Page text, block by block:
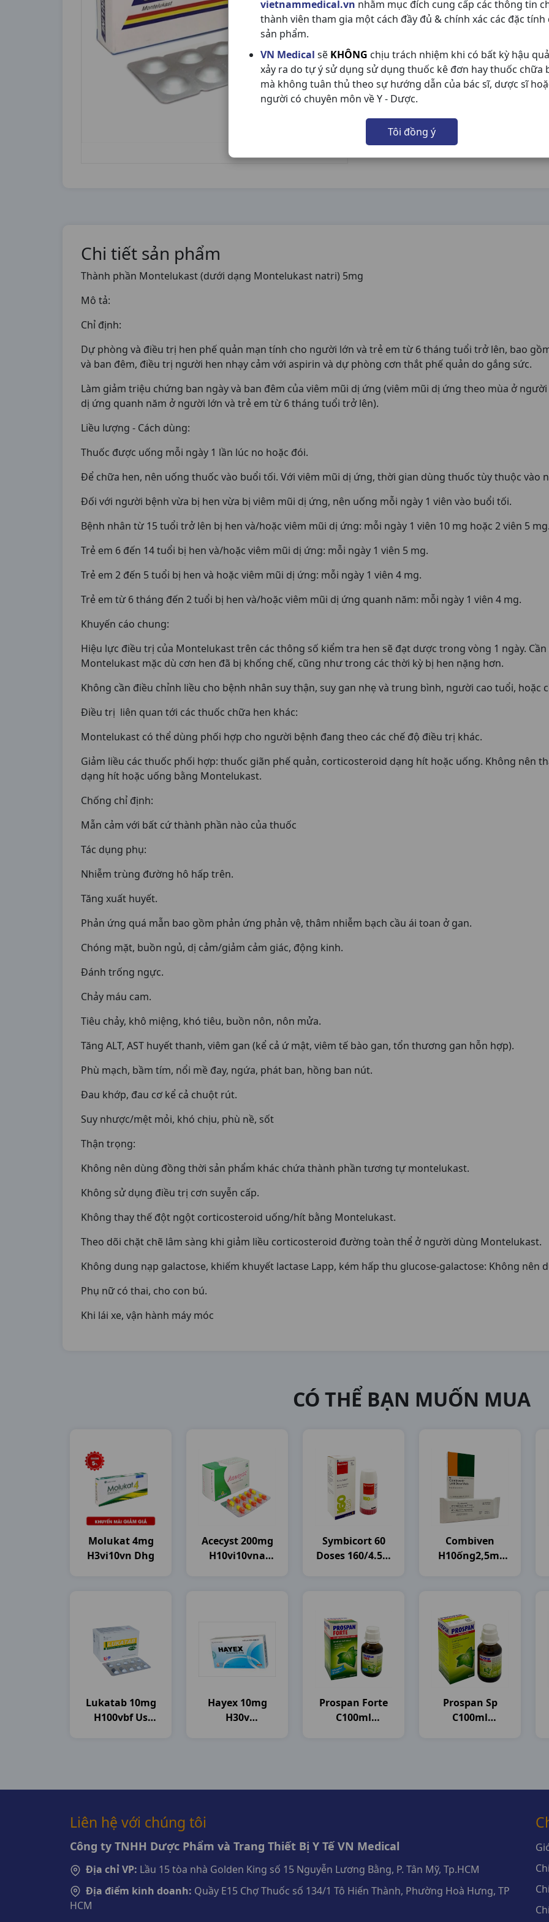
vietnammedical.vn nhằm mục đích cung cấp các thông tin
thành viên tham gia một cách đầy đủ & chính xác các đặc tính
sản phẩm.
VN Medical sẽ KHÔNG chịu trách nhiệm khi có bất kỳ hậu
xảy ra do tự ý sử dụng sử dụng thuốc kê đơn hay thuốc chữa
mà không tuân thủ theo sự hướng dẫn của bác sĩ, dược sĩ
người có chuyên môn về Y - Dược.
Tôi đồng ý
Chi tiết sản phẩm
Thành phần Montelukast (dưới dạng Montelukast natri) 5mg
Mô tả:
Chỉ định:
Dự phòng và điều trị hen phế quản mạn tính cho người lớn và trẻ em từ 6 tháng tuổi trở lên, bao
và ban đêm, điều trị người hen nhạy cảm với aspirin và dự phòng cơn thắt phế quản do gắng sức.
Làm giảm triệu chứng ban ngày và ban đêm của viêm mũi dị ứng (viêm mũi dị ứng theo mùa ở
dị ứng quanh năm ở người lớn và trẻ em từ 6 tháng tuổi trở lên).
Liều lượng - Cách dùng:
Thuốc được uống mỗi ngày 1 lần lúc no hoặc đói.
Để chữa hen, nên uống thuốc vào buổi tối. Với viêm mũi dị ứng, thời gian dùng thuốc tùy thuộc vào
Đối với người bệnh vừa bị hen vừa bị viêm mũi dị ứng, nên uống mỗi ngày 1 viên vào buổi tối.
Bệnh nhân từ 15 tuổi trở lên bị hen và/hoặc viêm mũi dị ứng: mỗi ngày 1 viên 10 mg hoặc 2 viên 5 mg.
Trẻ em 6 đến 14 tuổi bị hen và/hoặc viêm mũi dị ứng: mỗi ngày 1 viên 5 mg.
Trẻ em 2 đến 5 tuổi bị hen và hoặc viêm mũi dị ứng: mỗi ngày 1 viên 4 mg.
Trẻ em từ 6 tháng đến 2 tuổi bị hen và/hoặc viêm mũi dị ứng quanh năm: mỗi ngày 1 viên 4 mg.
Khuyến cáo chung:
Hiệu lực điều trị của Montelukast trên các thông số kiểm tra hen sẽ đạt dược trong vòng 1 ngày.
Montelukast mặc dù cơn hen đã bị khống chế, cũng như trong các thời kỳ bị hen nặng hơn.
Không cần điều chỉnh liều cho bệnh nhân suy thận, suy gan nhẹ và trung bình, người cao tuổi, hoặc
Điều trị liên quan tới các thuốc chữa hen khác:
Montelukast có thể dùng phối hợp cho người bệnh đang theo các chế độ điều trị khác.
Giảm liều các thuốc phối hợp: thuốc giãn phế quản, corticosteroid dạng hít hoặc uống. Không nên
dạng hít hoặc uống bằng Montelukast.
Chống chỉ định:
Mẫn cảm với bất cứ thành phần nào của thuốc
Tác dụng phụ:
Nhiễm trùng đường hô hấp trên.
Tăng xuất huyết.
Phản ứng quá mẫn bao gồm phản ứng phản vệ, thâm nhiễm bạch cầu ái toan ở gan.
Chóng mặt, buồn ngủ, dị cảm/giảm cảm giác, động kinh.
Đánh trống ngực.
Chảy máu cam.
Tiêu chảy, khô miệng, khó tiêu, buồn nôn, nôn mửa.
Tăng ALT, AST huyết thanh, viêm gan (kể cả ứ mật, viêm tế bào gan, tổn thương gan hỗn hợp).
Phù mạch, bầm tím, nổi mề đay, ngứa, phát ban, hồng ban nút.
Đau khớp, đau cơ kể cả chuột rút.
Suy nhược/mệt mỏi, khó chịu, phù nề, sốt
Thận trọng:
Không nên dùng đồng thời sản phẩm khác chứa thành phần tương tự montelukast.
Không sử dụng điều trị cơn suyễn cấp.
Không thay thế đột ngột corticosteroid uống/hít bằng Montelukast.
Theo dõi chặt chẽ lâm sàng khi giảm liều corticosteroid đường toàn thể ở người dùng Montelukast.
Không dung nạp galactose, khiếm khuyết lactase Lapp, kém hấp thu glucose-galactose: Không nên
Phụ nữ có thai, cho con bú.
Khi lái xe, vận hành máy móc
CÓ THỂ BẠN MUỐN MUA
Molukat 4mg
H3vi10vn Dhg
Acecyst 200mg
H10vi10vna
Symbicort 60
Doses 160/4.5 C
Combiven
H10ống2,5ml
Lukatab 10mg
H100vbf Us
Hayex 10mg
H30v
Prospan Forte
C100ml
Prospan Sp
C100ml
Liên hệ với chúng tôi
Công ty TNHH Dược Phẩm và Trang Thiết Bị Y Tế VN Medical
Địa chỉ VP: Lầu 15 tòa nhà Golden King số 15 Nguyễn Lương Bằng, P. Tân Mỹ, Tp.HCM
Địa điểm kinh doanh: Quầy E15 Chợ Thuốc số 134/1 Tô Hiến Thành, Phường Hoà Hưng, TP
HCM